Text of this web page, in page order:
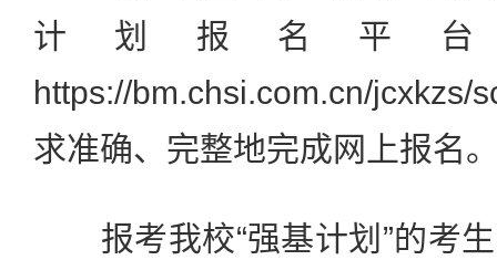
计划报名平
https://bm.chsi.com.cn/jcxkzs/
求准确、完整地完成网上报名
报考我校“强基计划”的考生